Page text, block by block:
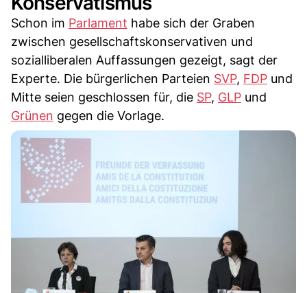
Schon im Parlament habe sich der Graben
zwischen gesellschaftskonservativen und
sozialliberalen Auffassungen gezeigt, sagt der
Experte. Die bürgerlichen Parteien SVP, FDP und
Mitte seien geschlossen für, die SP, GLP und
Grünen gegen die Vorlage.